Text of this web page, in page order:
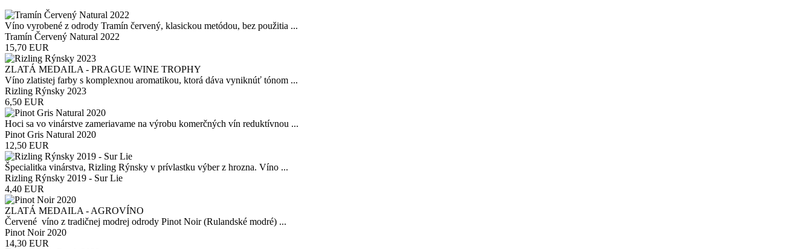
Víno vyrobené z odrody Tramín červený, klasickou metódou, bez použitia ...
Tramín Červený Natural 2022
15,70 EUR
ZLATÁ MEDAILA - PRAGUE WINE TROPHY
Víno zlatistej farby s komplexnou aromatikou, ktorá dáva vyniknúť tónom ...
Rizling Rýnsky 2023
6,50 EUR
Hoci sa vo vinárstve zameriavame na výrobu komerčných vín reduktívnou ...
Pinot Gris Natural 2020
12,50 EUR
Špecialitka vinárstva, Rizling Rýnsky v prívlastku výber z hrozna. Víno ...
Rizling Rýnsky 2019 - Sur Lie
4,40 EUR
ZLATÁ MEDAILA - AGROVÍNO
Červené víno z tradičnej modrej odrody Pinot Noir (Rulandské modré) ...
Pinot Noir 2020
14,30 EUR